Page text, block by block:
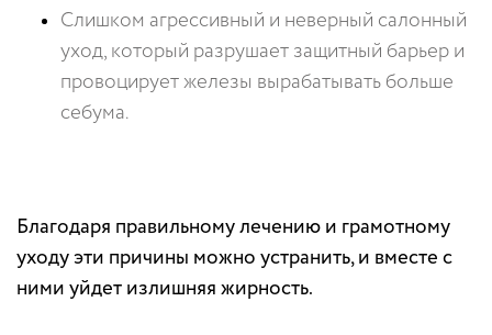
Слишком агрессивный и неверный салонный
уход, который разрушает защитный барьер и
провоцирует железы вырабатывать больше
себума.
Благодаря правильному лечению и грамотному
уходу эти причины можно устранить, и вместе с
ними уйдет излишняя жирность.